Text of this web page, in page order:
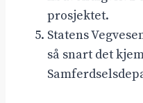
prosjektet.
Statens
så snart det